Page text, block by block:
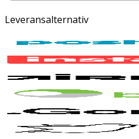
Leveransalternativ